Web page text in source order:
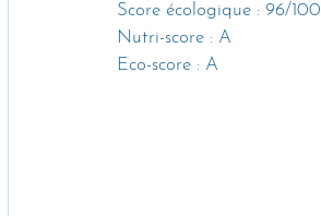
Score écologique : 96/100
Nutri-score : A
Eco-score : A